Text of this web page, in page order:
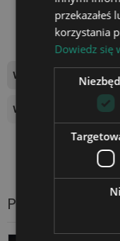
Wymiary tablicy
Wysokość podstawki
Produkty z tej
przekazałeś
korzystania
Dowiedz się